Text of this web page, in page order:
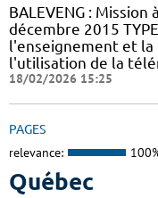
BALEVENG :
décembre 2015
l'enseignement et
l'utilisation de la
18/02/2026 15:25
PAGES
relevance:
Québec